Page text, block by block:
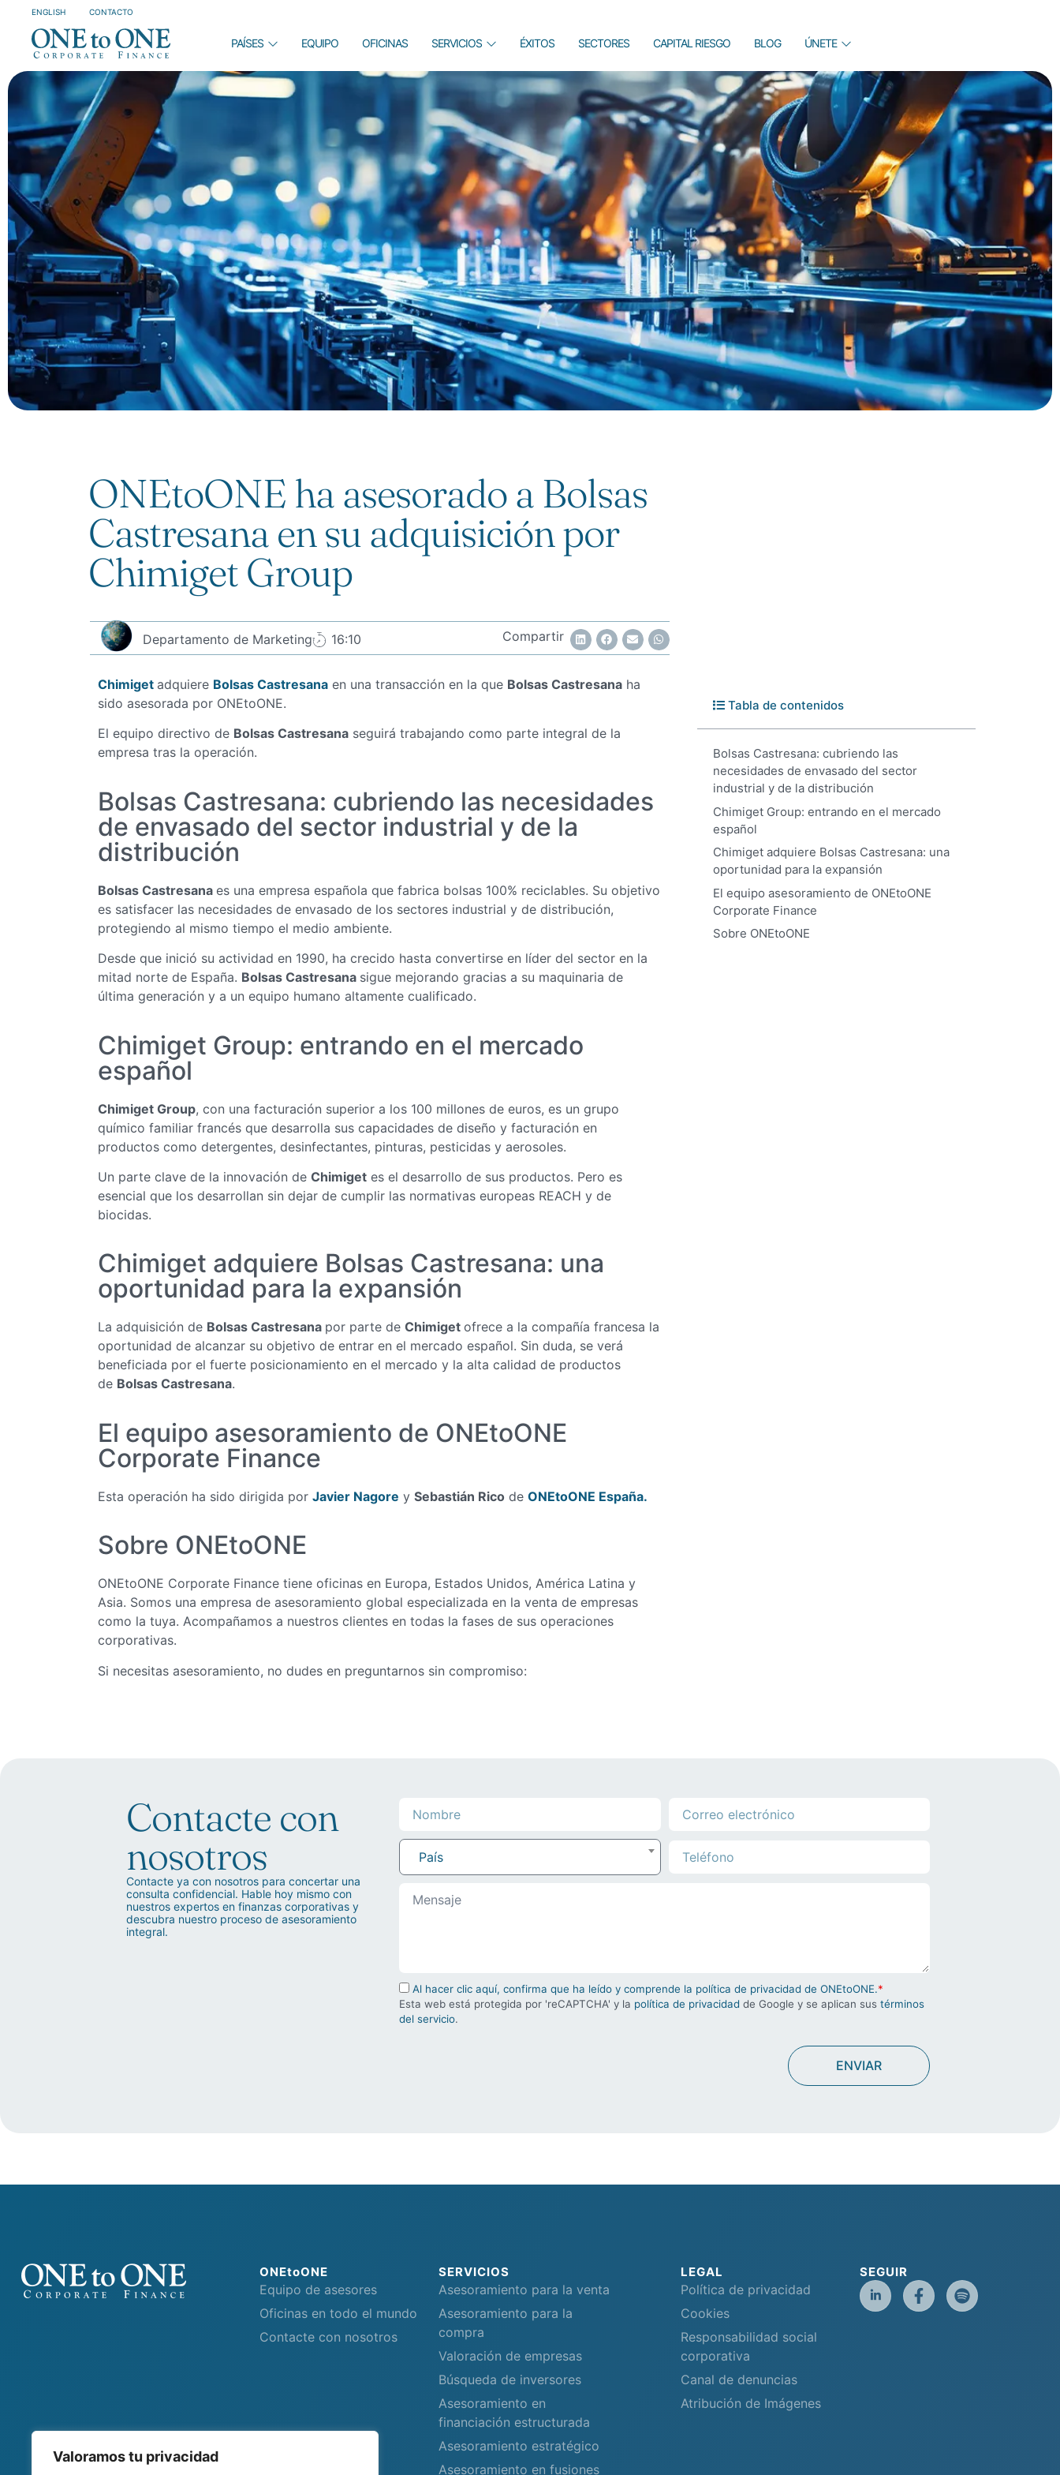
Valoramos tu privacidad
ENGLISH CONTACTO
PAÍSES EQUIPO OFICINAS SERVICIOS ÉXITOS SECTORES CAPITAL RIESGO BLOG ÚNETE
ONEtoONE ha asesorado a Bolsas
Castresana en su adquisición por
Chimiget Group
Departamento de Marketing 16:10 Compartir
Chimiget adquiere Bolsas Castresana en una transacción en la que Bolsas Castresana ha
sido asesorada por ONEtoONE.
El equipo directivo de Bolsas Castresana seguirá trabajando como parte integral de la
empresa tras la operación.
Bolsas Castresana: cubriendo las necesidades
de envasado del sector industrial y de la
distribución
Bolsas Castresana es una empresa española que fabrica bolsas 100% reciclables. Su objetivo
es satisfacer las necesidades de envasado de los sectores industrial y de distribución,
protegiendo al mismo tiempo el medio ambiente.
Desde que inició su actividad en 1990, ha crecido hasta convertirse en líder del sector en la
mitad norte de España. Bolsas Castresana sigue mejorando gracias a su maquinaria de
última generación y a un equipo humano altamente cualificado.
Chimiget Group: entrando en el mercado
español
Chimiget Group, con una facturación superior a los 100 millones de euros, es un grupo
químico familiar francés que desarrolla sus capacidades de diseño y facturación en
productos como detergentes, desinfectantes, pinturas, pesticidas y aerosoles.
Un parte clave de la innovación de Chimiget es el desarrollo de sus productos. Pero es
esencial que los desarrollan sin dejar de cumplir las normativas europeas REACH y de
biocidas.
Chimiget adquiere Bolsas Castresana: una
oportunidad para la expansión
La adquisición de Bolsas Castresana por parte de Chimiget ofrece a la compañía francesa la
oportunidad de alcanzar su objetivo de entrar en el mercado español. Sin duda, se verá
beneficiada por el fuerte posicionamiento en el mercado y la alta calidad de productos
de Bolsas Castresana.
El equipo asesoramiento de ONEtoONE
Corporate Finance
Esta operación ha sido dirigida por Javier Nagore y Sebastián Rico de ONEtoONE España.
Sobre ONEtoONE
ONEtoONE Corporate Finance tiene oficinas en Europa, Estados Unidos, América Latina y
Asia. Somos una empresa de asesoramiento global especializada en la venta de empresas
como la tuya. Acompañamos a nuestros clientes en todas la fases de sus operaciones
corporativas.
Si necesitas asesoramiento, no dudes en preguntarnos sin compromiso:
Tabla de contenidos
Bolsas Castresana: cubriendo las
necesidades de envasado del sector
industrial y de la distribución
Chimiget Group: entrando en el mercado
español
Chimiget adquiere Bolsas Castresana: una
oportunidad para la expansión
El equipo asesoramiento de ONEtoONE
Corporate Finance
Sobre ONEtoONE
Contacte con
nosotros
Contacte ya con nosotros para concertar una
consulta confidencial. Hable hoy mismo con
nuestros expertos en finanzas corporativas y
descubra nuestro proceso de asesoramiento
integral.
País
Al hacer clic aquí, confirma que ha leído y comprende la política de privacidad de ONEtoONE.*
Esta web está protegida por 'reCAPTCHA' y la política de privacidad de Google y se aplican sustérminos
del servicio.
ONEtoONE
Equipo de asesores
Oficinas en todo el mundo
Contacte con nosotros
SERVICIOS
Asesoramiento para la venta
Asesoramiento para la
compra
Valoración de empresas
Búsqueda de inversores
Asesoramiento en
financiación estructurada
Asesoramiento estratégico
Asesoramiento en fusiones
LEGAL
Política de privacidad
Cookies
Responsabilidad social
corporativa
Canal de denuncias
Atribución de Imágenes
SEGUIR